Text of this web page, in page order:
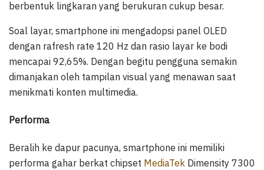
berbentuk lingkaran yang berukuran cukup besar.
Soal layar, smartphone ini mengadopsi panel OLED
dengan rafresh rate 120 Hz dan rasio layar ke bodi
mencapai 92,65%. Dengan begitu pengguna semakin
dimanjakan oleh tampilan visual yang menawan saat
menikmati konten multimedia.
Performa
Beralih ke dapur pacunya, smartphone ini memiliki
performa gahar berkat chipset MediaTek Dimensity 7300